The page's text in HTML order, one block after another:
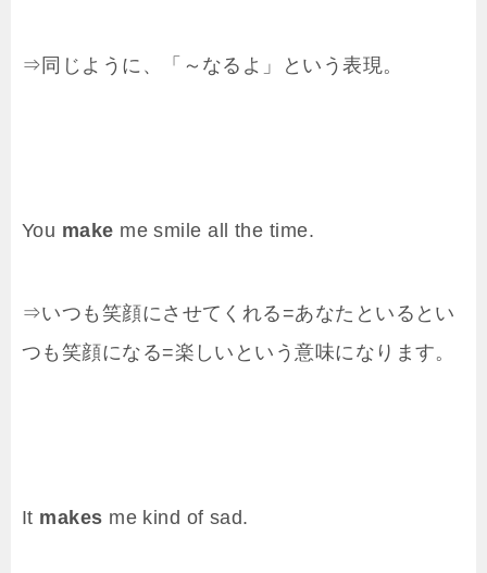
⇒同じように、「～なるよ」という表現。
You make me smile all the time.
⇒いつも笑顔にさせてくれる=あなたといるとい
つも笑顔になる=楽しいという意味になります。
It makes me kind of sad.